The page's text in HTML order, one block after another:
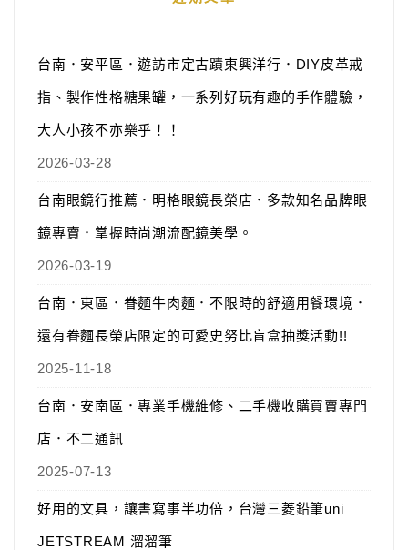
台南．安平區．遊訪市定古蹟東興洋行．DIY皮革戒
指、製作性格糖果罐，一系列好玩有趣的手作體驗，
大人小孩不亦樂乎！！
2026-03-28
台南眼鏡行推薦．明格眼鏡長榮店．多款知名品牌眼
鏡專賣．掌握時尚潮流配鏡美學。
2026-03-19
台南．東區．眷麵牛肉麵．不限時的舒適用餐環境．
還有眷麵長榮店限定的可愛史努比盲盒抽獎活動!!
2025-11-18
台南．安南區．專業手機維修、二手機收購買賣專門
店．不二通訊
2025-07-13
好用的文具，讓書寫事半功倍，台灣三菱鉛筆uni
JETSTREAM 溜溜筆